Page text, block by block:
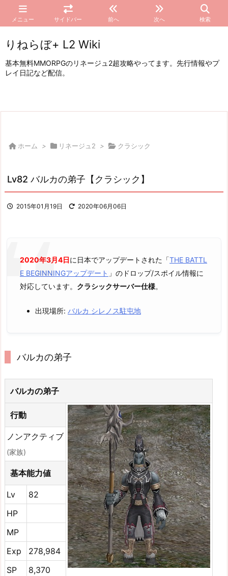
メニュー サイドバー 前へ 次へ 検索
りねらぼ+ L2 Wiki
基本無料MMORPGのリネージュ2超攻略やってます。先行情報やプ
レイ日記など配信。
ホーム > リネージュ2 > クラシック
Lv82 バルカの弟子【クラシック】
2015年01月19日 2020年06月06日
2020年3月4日に日本でアップデートされた「THE BATTL
E BEGINNINGアップデート 」のドロップ/スポイル情報に
対応しています。 クラシックサーバー仕様。
出現場所: バルカ シレノス駐屯地
バルカの弟子
バルカの弟子
行動
ノンアクティブ
(家族)
基本能力値
Lv
82
HP
MP
Exp
278,984
SP
8,370